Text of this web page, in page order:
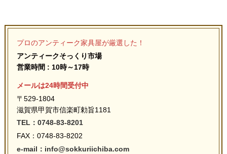
プロのアンティーク家具屋が厳選した！
アンティークそっくり市場
営業時間 : 10時～17時
メールは24時間受付中
〒529-1804
滋賀県甲賀市信楽町勅旨1181
TEL：0748-83-8201
FAX：0748-83-8202
e-mail：info@sokkuriichiba.com